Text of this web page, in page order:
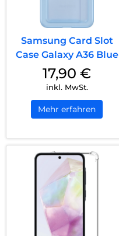
Samsung Card Slot
Case Galaxy A36 Blue
17,90 €
inkl. MwSt.
Mehr erfahren